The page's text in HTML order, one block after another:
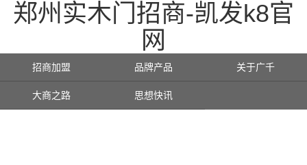
郑州实木门招商-凯发k8官
网
招商加盟 品牌产品 关于广千
大商之路 思想快讯